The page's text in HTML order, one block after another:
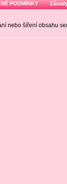
PODMÍNKY
nebo šíření obsahu